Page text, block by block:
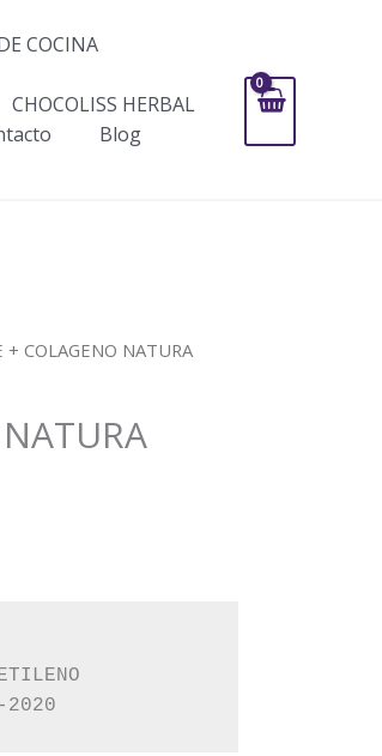
COCINA
CHOCOLISS HERBAL
Blog
+ COLAGENO NATURA
2020